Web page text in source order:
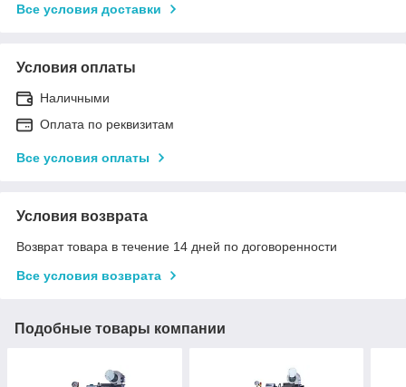
Все условия доставки
Условия оплаты
Наличными
Оплата по реквизитам
Все условия оплаты
Условия возврата
Возврат товара в течение 14 дней по договоренности
Все условия возврата
Подобные товары компании